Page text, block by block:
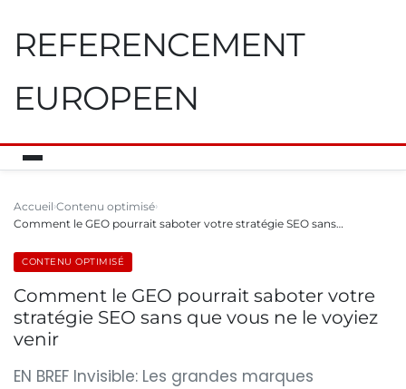
REFERENCEMENT
EUROPEEN
Accueil Contenu optimisé
Comment le GEO pourrait saboter votre stratégie SEO sans…
CONTENU OPTIMISÉ
Comment le GEO pourrait saboter votre
stratégie SEO sans que vous ne le voyiez
venir
EN BREF Invisible: Les grandes marques